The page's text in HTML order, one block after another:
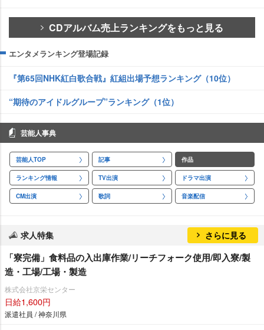
CDアルバム売上ランキングをもっと見る
エンタメランキング登場記録
『第65回NHK紅白歌合戦』紅組出場予想ランキング（10位）
“期待のアイドルグループ”ランキング（1位）
芸能人事典
芸能人TOP 記事 作品
ランキング情報 TV出演 ドラマ出演
CM出演 歌詞 音楽配信
求人特集 さらに見る
「寮完備」食料品の入出庫作業/リーチフォーク使用/即入寮/製
造・工場/工場・製造
株式会社京栄センター
日給1,600円
派遣社員 / 神奈川県